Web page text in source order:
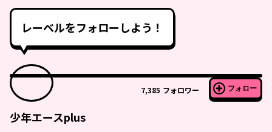
レーベルをフォローしよう！
7,385 フォロワー フォロー
少年エースplus